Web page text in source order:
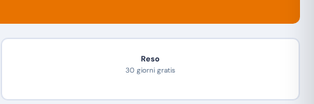
Reso
30 giorni gratis